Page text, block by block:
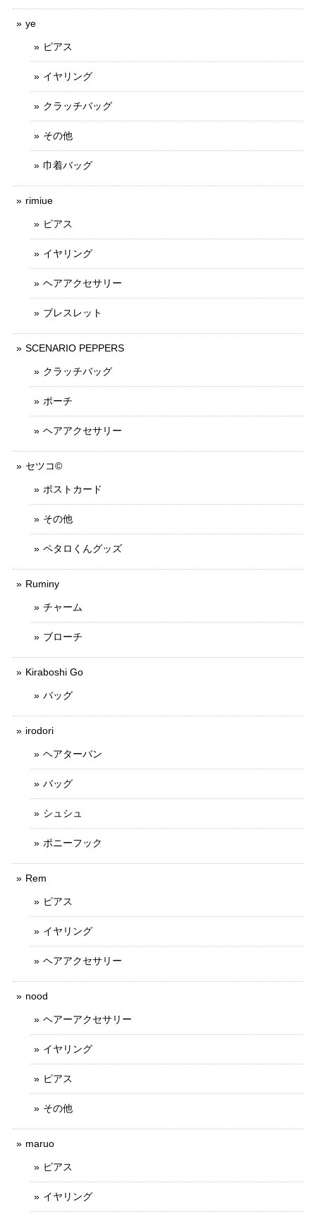
ye
ピアス
イヤリング
クラッチバッグ
その他
巾着バッグ
rimiue
ピアス
イヤリング
ヘアアクセサリー
ブレスレット
SCENARIO PEPPERS
クラッチバッグ
ポーチ
ヘアアクセサリー
セツコ©
ポストカード
その他
ペタロくんグッズ
Ruminy
チャーム
ブローチ
Kiraboshi Go
バッグ
irodori
ヘアターバン
バッグ
シュシュ
ポニーフック
Rem
ピアス
イヤリング
ヘアアクセサリー
nood
ヘアーアクセサリー
イヤリング
ピアス
その他
maruo
ピアス
イヤリング